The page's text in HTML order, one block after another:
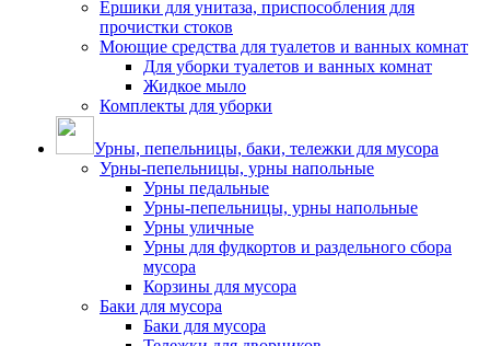
Ершики для унитаза, приспособления для
прочистки стоков
Моющие средства для туалетов и ванных комнат
Для уборки туалетов и ванных комнат
Жидкое мыло
Комплекты для уборки
Урны, пепельницы, баки, тележки для мусора
Урны-пепельницы, урны напольные
Урны педальные
Урны-пепельницы, урны напольные
Урны уличные
Урны для фудкортов и раздельного сбора
мусора
Корзины для мусора
Баки для мусора
Баки для мусора